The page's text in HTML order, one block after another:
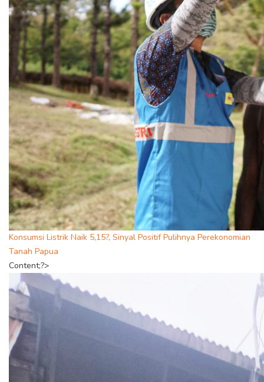
Konsumsi Listrik Naik 5,15?, Sinyal Positif Pulihnya Perekonomian
Tanah Papua
Content;?>